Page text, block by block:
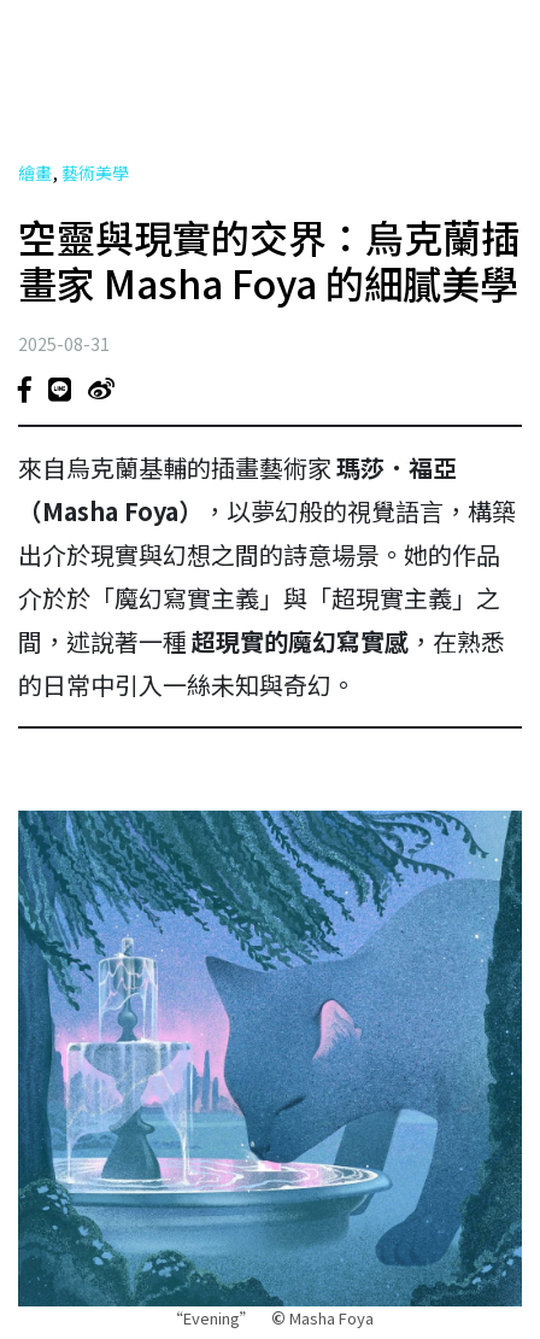
繪畫, 藝術美學
空靈與現實的交界：烏克蘭插
畫家 Masha Foya 的細膩美學
2025-08-31
來自烏克蘭基輔的插畫藝術家瑪莎．福亞
（Masha Foya）
，以夢幻般的視覺語言，構築
出介於現實與幻想之間的詩意場景。她的作品
介於於「魔幻寫實主義」與「超現實主義」之
間，述說著一種超現實的魔幻寫實感 ，在熟悉
的日常中引入一絲未知與奇幻。
“Evening” © Masha Foya